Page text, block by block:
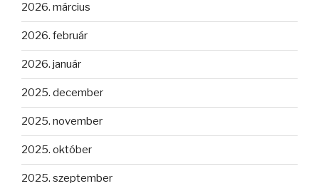
2026. március
2026. február
2026. január
2025. december
2025. november
2025. október
2025. szeptember